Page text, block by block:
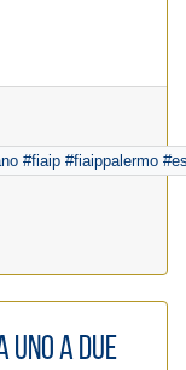
#fiaip #fiaippalermo
uno a due